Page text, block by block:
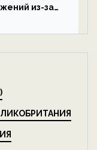
из-за